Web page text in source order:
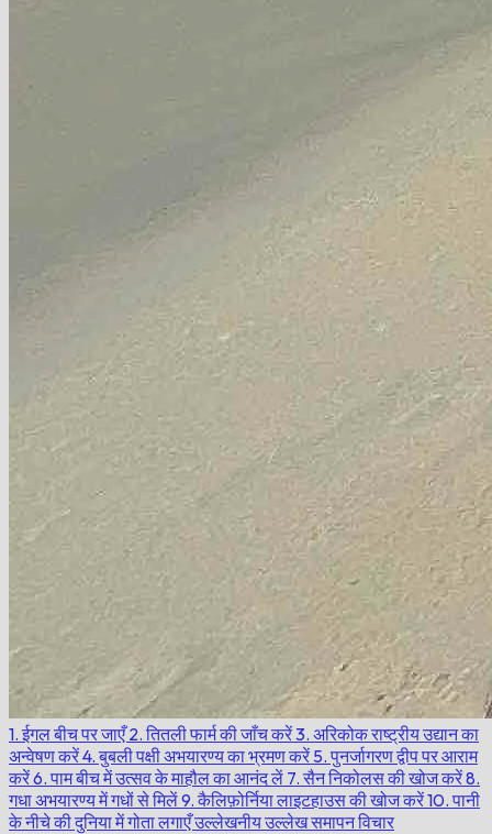
1. ईगल बीच पर जाएँ2. तितली फार्म की जाँच करें3. अरिकोक राष्ट्रीय उद्यान का
अन्वेषण करें4. बुबली पक्षी अभयारण्य का भ्रमण करें 5. पुनर्जागरण द्वीप पर आराम
करें6. पाम बीच में उत्सव के माहौल का आनंद लें 7. सैन निकोलस की खोज करें8.
गधा अभयारण्य में गधों से मिलें9. कैलिफ़ोर्निया लाइटहाउस की खोज करें10. पानी
के नीचे की दुनिया में गोता लगाएँउल्लेखनीय उल्लेखसमापन विचार